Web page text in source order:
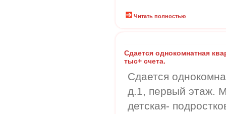
Читать полностью
Сдается однокомнатная
тыс+ счета.
Сдается
д.1, первый этаж.
детская-